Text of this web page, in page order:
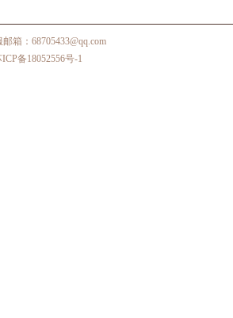
邮箱：68705433@qq.com
ICP备18052556号-1